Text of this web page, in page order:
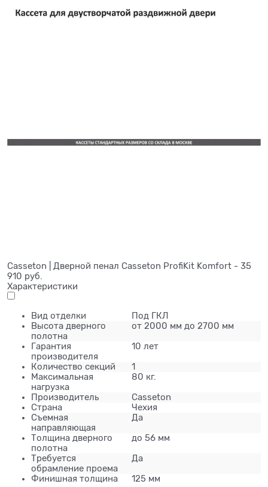
Casseton | Дверной пенал Casseton ProfiKit Komfort - 35
910 руб.
Характеристики
Вид отделки
Под ГКЛ
Высота дверного
полотна
от 2000 мм до 2700 мм
Гарантия
производителя
10 лет
Количество секций
1
Максимальная
нагрузка
80 кг.
Производитель
Casseton
Страна
Чехия
Съемная
направляющая
Да
Толщина дверного
полотна
до 56 мм
Требуется
обрамление проема
Да
Финишная толщина
125 мм